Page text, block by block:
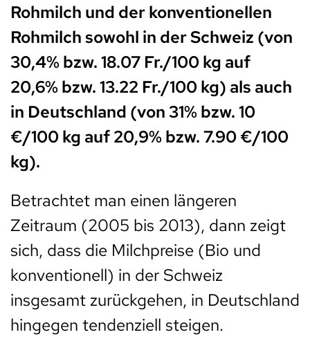
Rohmilch und der konventionellen
Rohmilch sowohl in der Schweiz (von
30,4% bzw. 18.07 Fr./100 kg auf
20,6% bzw. 13.22 Fr./100 kg) als auch
in Deutschland (von 31% bzw. 10
€/100 kg auf 20,9% bzw. 7.90 €/100
kg).
Betrachtet man einen längeren
Zeitraum (2005 bis 2013), dann zeigt
sich, dass die Milchpreise (Bio und
konventionell) in der Schweiz
insgesamt zurückgehen, in Deutschland
hingegen tendenziell steigen.